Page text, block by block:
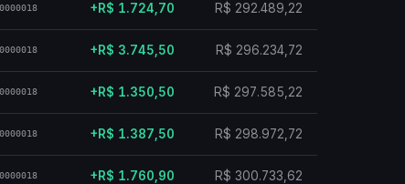
+R$ 1.724,70 R$ 292.489,22
+R$ 3.745,50 R$ 296.234,72
+R$ 1.350,50 R$ 297.585,22
+R$ 1.387,50 R$ 298.972,72
+R$ 1.760,90 R$ 300.733,62